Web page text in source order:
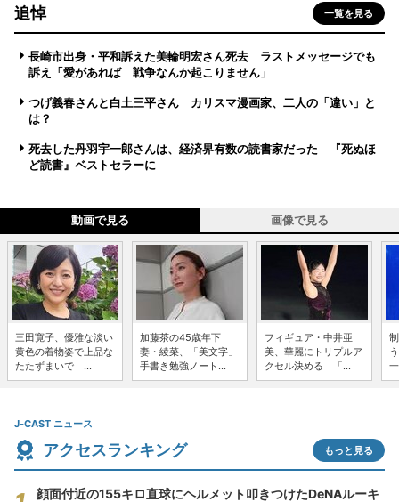
追悼 一覧を見る
長崎市出身・平和訴えた美輪明宏さん死去 ラストメッセージでも
訴え「愛があれば 戦争なんか起こりません」
つげ義春さんと白土三平さん カリスマ漫画家、二人の「違い」と
は？
死去した丹羽宇一郎さんは、経済界有数の読書家だった 『死ぬほ
ど読書』ベストセラーに
動画で見る 画像で見る
三田寛子、優雅な淡い
黄色の着物姿で上品な
たたずまいで ...
加藤茶の45歳年下
妻・綾菜、「美文字」
手書き勉強ノート...
フィギュア・中井亜
美、華麗にトリプルア
クセル決める 「...
J-CAST ニュース
アクセスランキング もっと見る
顔面付近の155キロ直球にヘルメット叩きつけたDeNAルーキ